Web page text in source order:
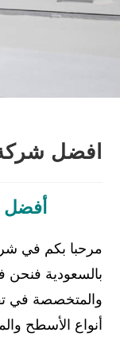
افضل
مرحبا بكم في
بالسعودية فنحن
والمتخصصة في
أنواع الأسطح